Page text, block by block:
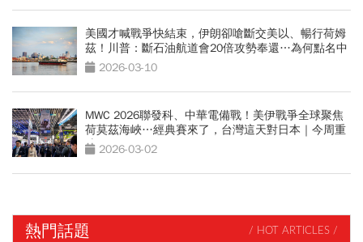
美國才喊戰爭快結束，伊朗卻嗆斷交美以、暢行荷姆
茲！川普：斷石油航道會20倍攻勢奉還…為何點名中
國 2026-03-10
MWC 2026聯發科、中華電備戰！美伊戰爭全球聚焦
荷莫茲海峽…經典賽來了，台灣這天對日本｜今周重
磅 2026-03-02
熱門話題 / HOT ARTICLES /